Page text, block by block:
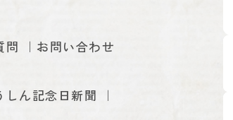
問 お問い合わせ
しん記念日新聞